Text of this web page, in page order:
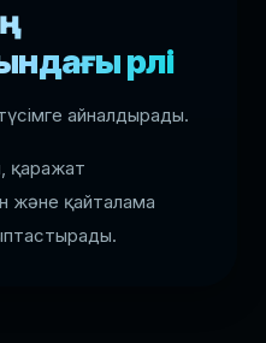
рөлі
айналдырады.
қаражат
және қайталама